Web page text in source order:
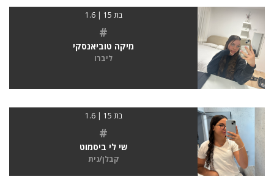
בת 15 | 1.6
#
מיקה טוביאנסקי
ליברו
בת 15 | 1.6
#
שי לי ביסמוט
קבלן/נית